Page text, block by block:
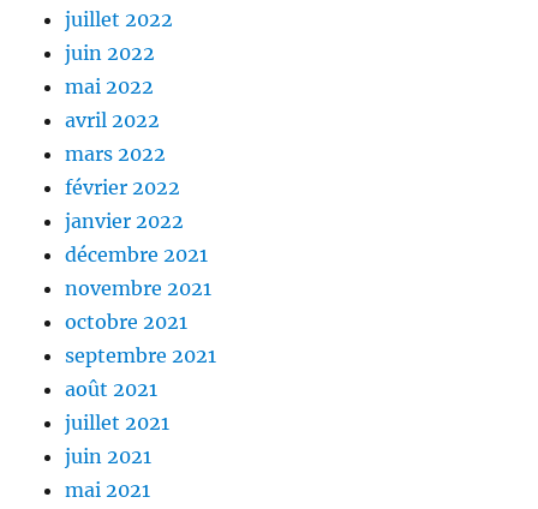
juillet 2022
juin 2022
mai 2022
avril 2022
mars 2022
février 2022
janvier 2022
décembre 2021
novembre 2021
octobre 2021
septembre 2021
août 2021
juillet 2021
juin 2021
mai 2021